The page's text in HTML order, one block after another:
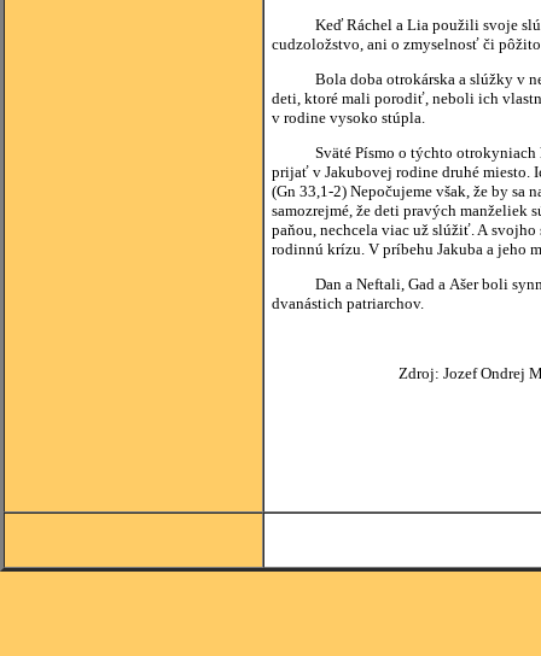
Keď Ráchel a Lia použili svoje
cudzoložstvo, ani o zmyselnosť či
Bola doba otrokárska a slúžky v nej
deti, ktoré mali porodiť, neboli ich
v rodine vysoko stúpla.
Sväté Písmo o týchto otrokyniach
prijať v Jakubovej rodine druhé miesto.
(Gn 33,1-2) Nepočujeme však, že by
samozrejmé, že deti pravých manželiek
paňou, nechcela viac už slúžiť. A
rodinnú krízu. V príbehu Jakuba a jeho
Dan a Neftali, Gad a Ašer boli synmi
dvanástich patriarchov.
Zdroj: Jozef Ondrej Markuš,